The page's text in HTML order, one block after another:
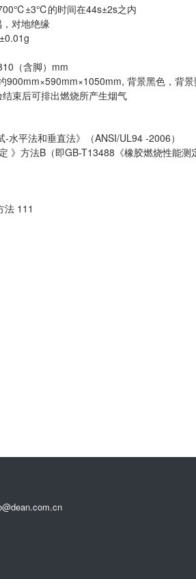
的时间在44s±2s之内
对地绝缘
（含脚）mm
900mm×590mm×1050mm, 背景黑色，背
束后可排出燃烧所产生烟气
平法和垂直法》（ANSI/UL94 -2006）
》方法B（即GB-T13488《橡胶燃烧性能
法 111